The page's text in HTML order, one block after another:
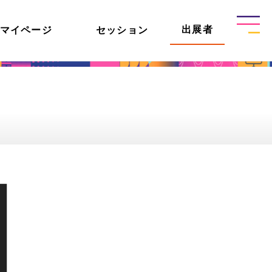
マイページ セッション 出展者